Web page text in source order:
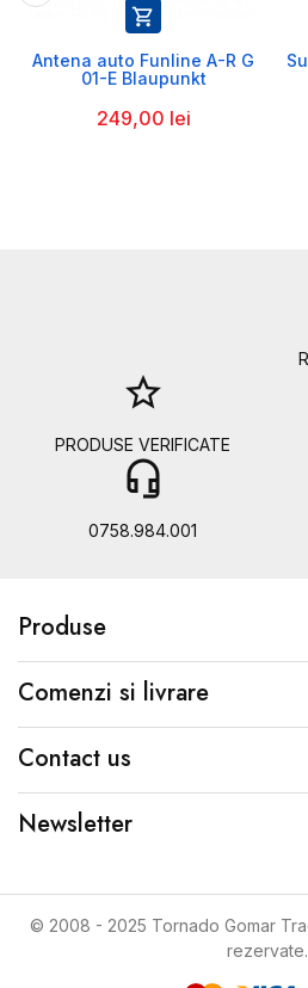

Antena auto Funline A-R G
01-E Blaupunkt
249,00 lei
star_border
PRODUSE VERIFICATE
headset_mic
0758.984.001
Produse
Comenzi si livrare
Contact us
Newsletter
© 2008 - 2025 Tornado Gomar
rezervate.